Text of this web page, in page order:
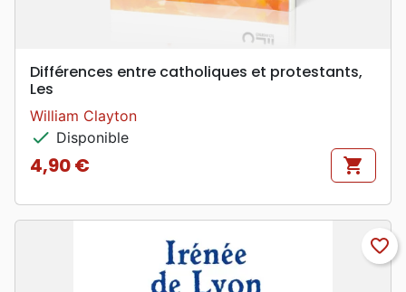
Différences entre catholiques et protestants,
Les
William Clayton
check Disponible
Prix
4,90 € shopping_cart
favorite_border